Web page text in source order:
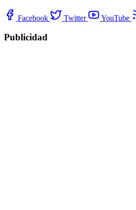
Facebook Twitter YouTube
Publicidad